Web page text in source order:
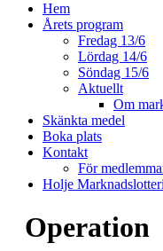
Hem
Årets program
Fredag 13/6
Lördag 14/6
Söndag 15/6
Aktuellt
Om
Skänkta medel
Boka plats
Kontakt
För
Holje
Operation